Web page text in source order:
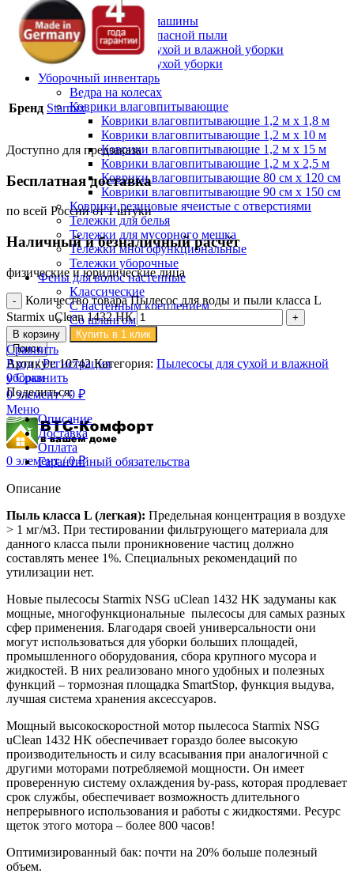
Уборочная техника
Подметальные машины
Пылесосы для опасной пыли
Пылесосы для сухой и влажной уборки
Пылесосы для сухой уборки
Уборочный инвентарь
Ведра на колесах
Коврики влаговпитывающие
Коврики влаговпитывающие 1,2 м х 1,8 м
Коврики влаговпитывающие 1,2 м х 10 м
Коврики влаговпитывающие 1,2 м х 15 м
Коврики влаговпитывающие 1,2 м х 2,5 м
Коврики влаговпитывающие 80 см х 120 см
Коврики влаговпитывающие 90 см х 150 см
Коврики резиновые ячеистые с отверстиями
Тележки для белья
Тележки для мусорного мешка
Тележки многофункциональные
Тележки уборочные
Фены для волос настенные
Классические
С настенным креплением
Со шлангом
Поиск
Вход / Регистрация
0 Сравнить
0элемент / 0 ₽
Меню
0 элемент / 0₽
Бренд Starmix
Доступно для предзаказа
Бесплатная доставка
по всей России от 1 штуки
Наличный и безналичный расчёт
физические и юридические лица
Количество товара Пылесос для воды и пыли класса L
Starmix uClean 1432 НК
В корзину Купить в 1 клик
Сравнить
Артикул:10742Категория: Пылесосы для сухой и влажной
уборки
Поделиться:
Описание
Доставка
Оплата
Гарантийный обязательства
Описание
Пыль класса L (легкая): Предельная концентрация в воздухе
> 1 мг/м3. При тестировании фильтрующего материала для
данного класса пыли проникновение частиц должно
составлять менее 1%. Специальных рекомендаций по
утилизации нет.
Новые пылесосы Starmix NSG uClean 1432 HK задуманы как
мощные, многофункциональные пылесосы для самых разных
сфер применения. Благодаря своей универсальности они
могут использоваться для уборки больших площадей,
промышленного оборудования, сбора крупного мусора и
жидкостей. В них реализовано много удобных и полезных
функций – тормозная площадка SmartStop, функция выдува,
лучшая система хранения аксессуаров.
Мощный высокоскоростной мотор пылесоса Starmix NSG
uClean 1432 HK обеспечивает гораздо более высокую
производительность и силу всасывания при аналогичной с
другими моторами потребляемой мощности. Он имеет
проверенную систему охлаждения by-pass, которая продлевает
срок службы, обеспечивает возможность длительного
непрерывного использования и работы с жидкостями. Ресурс
щеток этого мотора – более 800 часов!
Оптимизированный бак: почти на 20% больше полезный
объем.